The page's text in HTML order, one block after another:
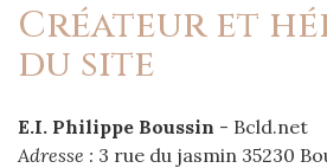
Créateur et
du site
E.I. Philippe Boussin - Bcld.net
Adresse : 3 rue du jasmin 35230